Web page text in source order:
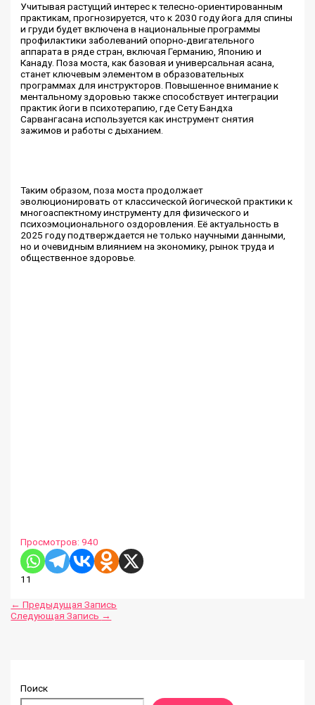
Учитывая растущий интерес к телесно-ориентированным
практикам, прогнозируется, что к 2030 году йога для спины
и груди будет включена в национальные программы
профилактики заболеваний опорно-двигательного
аппарата в ряде стран, включая Германию, Японию и
Канаду. Поза моста, как базовая и универсальная асана,
станет ключевым элементом в образовательных
программах для инструкторов. Повышенное внимание к
ментальному здоровью также способствует интеграции
практик йоги в психотерапию, где Сету Бандха
Сарвангасана используется как инструмент снятия
зажимов и работы с дыханием.
Таким образом, поза моста продолжает
эволюционировать от классической йогической практики к
многоаспектному инструменту для физического и
психоэмоционального оздоровления. Её актуальность в
2025 году подтверждается не только научными данными,
но и очевидным влиянием на экономику, рынок труда и
общественное здоровье.
Просмотров: 940
11
← Предыдущая Запись
Следующая Запись →
Поиск